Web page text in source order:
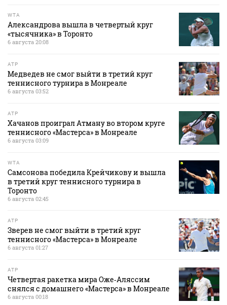
WTA
Александрова вышла в четвертый круг
«тысячника» в Торонто
6 августа 20:08
ATP
Медведев не смог выйти в третий круг
теннисного турнира в Монреале
6 августа 03:52
ATP
Хачанов проиграл Атману во втором круге
теннисного «Мастерса» в Монреале
6 августа 03:09
WTA
Самсонова победила Крейчикову и вышла
в третий круг теннисного турнира в
Торонто
6 августа 02:45
ATP
Зверев не смог выйти в третий круг
теннисного «Мастерса» в Монреале
6 августа 01:27
ATP
Четвертая ракетка мира Оже‑Аляссим
снялся с домашнего «Мастерса» в Монреале
6 августа 00:18